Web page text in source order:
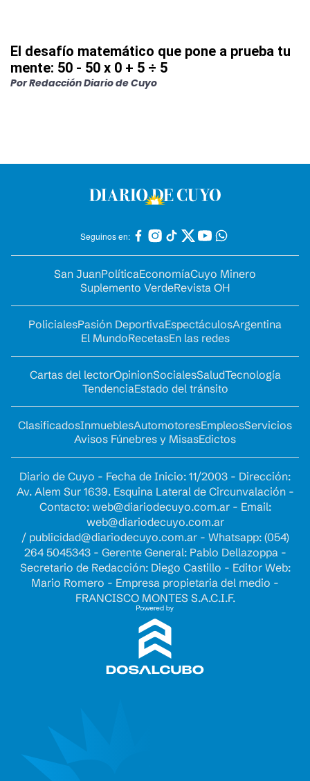
El desafío matemático que pone a prueba tu
mente: 50 - 50 x 0 + 5 ÷ 5
PorRedacción Diario de Cuyo
Seguinos en:
San JuanPolíticaEconomíaCuyo Minero
Suplemento VerdeRevista OH
PolicialesPasión DeportivaEspectáculosArgentina
El MundoRecetasEn las redes
Cartas del lectorOpinionSocialesSaludTecnología
TendenciaEstado del tránsito
ClasificadosInmueblesAutomotoresEmpleosServicios
Avisos Fúnebres y MisasEdictos
Diario de Cuyo - Fecha de Inicio: 11/2003 - Dirección:
Av. Alem Sur 1639. Esquina Lateral de Circunvalación -
Contacto: web@diariodecuyo.com.ar- Email:
web@diariodecuyo.com.ar
/ publicidad@diariodecuyo.com.ar- Whatsapp: (054)
264 5045343 - Gerente General: Pablo Dellazoppa -
Secretario de Redacción: Diego Castillo - Editor Web:
Mario Romero - Empresa propietaria del medio -
FRANCISCO MONTES S.A.C.I.F.